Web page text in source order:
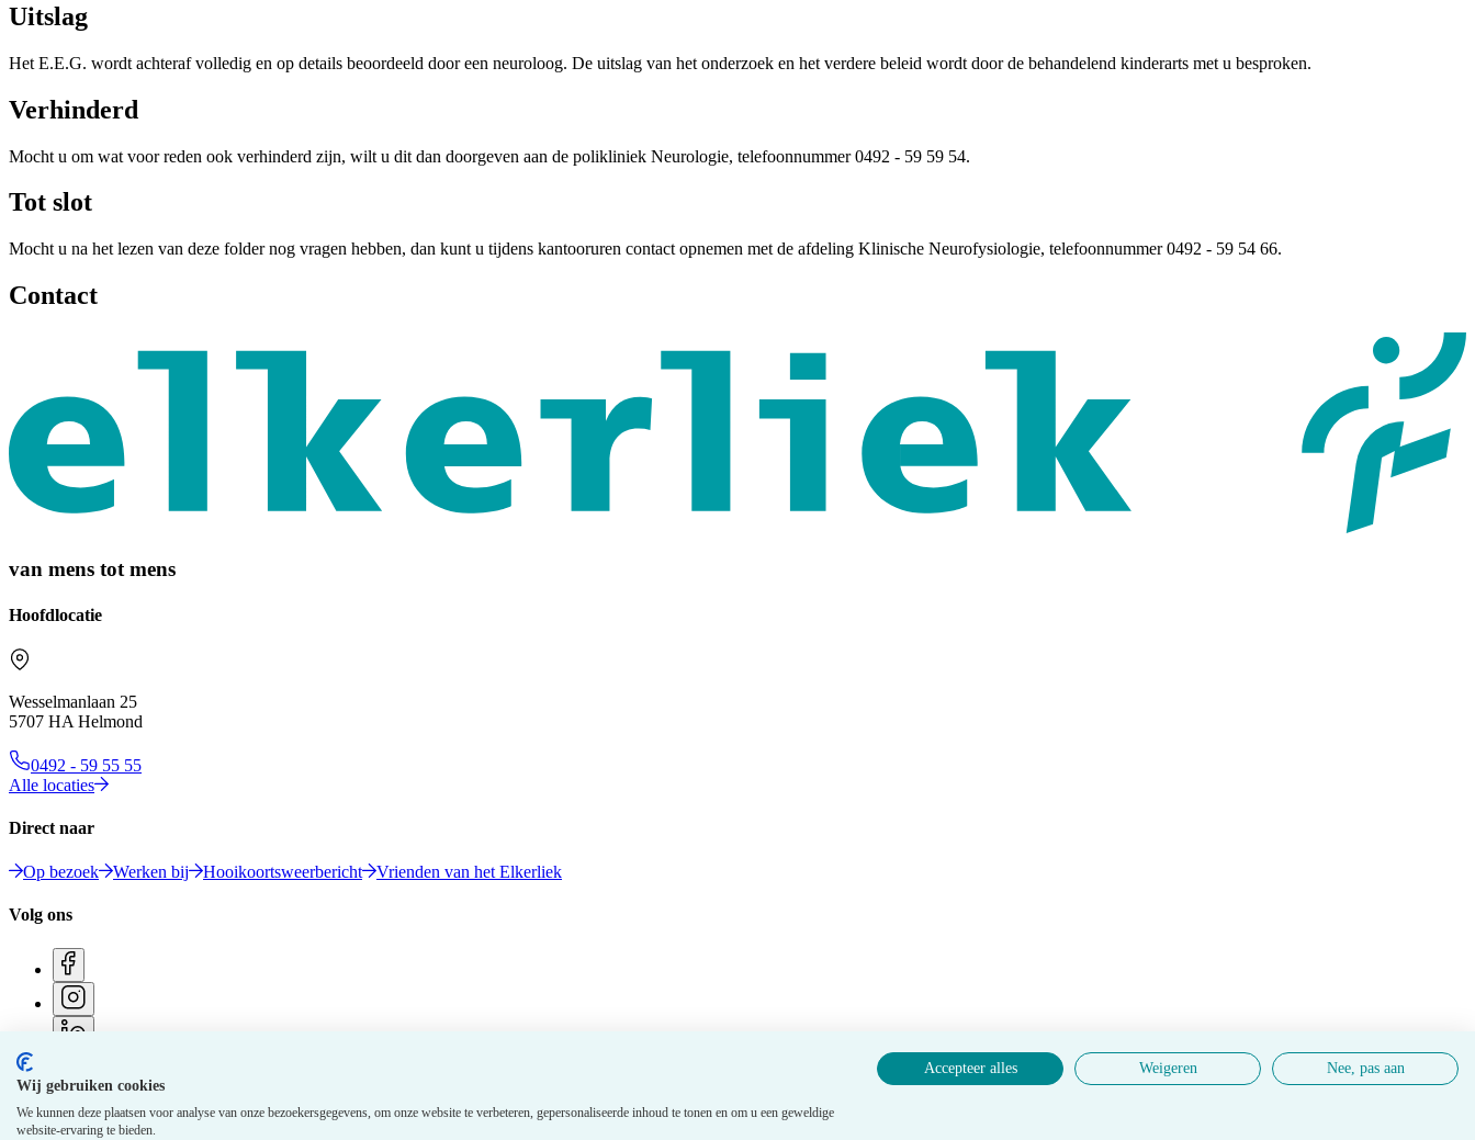
Wij gebruiken cookies
We kunnen deze plaatsen voor analyse van onze bezoekersgegevens, om onze website te verbeteren, gepersonaliseerde inhoud te tonen en om u een geweldige
website-ervaring te bieden.
Accepteer alles Weigeren Nee, pas aan
Uitslag
Het E.E.G. wordt achteraf volledig en op details beoordeeld door een neuroloog. De uitslag van het onderzoek en het verdere beleid wordt door de behandelend kinderarts met u besproken.
Verhinderd
Mocht u om wat voor reden ook verhinderd zijn, wilt u dit dan doorgeven aan de polikliniek Neurologie, telefoonnummer 0492 - 59 59 54.
Tot slot
Mocht u na het lezen van deze folder nog vragen hebben, dan kunt u tijdens kantooruren contact opnemen met de afdeling Klinische Neurofysiologie, telefoonnummer 0492 - 59 54 66.
Contact
van mens tot mens
Hoofdlocatie
Wesselmanlaan 25
5707 HA Helmond
0492 - 59 55 55
Alle locaties
Direct naar
Op bezoek Werken bij Hooikoortsweerbericht Vrienden van het Elkerliek
Volg ons
© 2026 Elkerliek - Alle rechten voorbehouden